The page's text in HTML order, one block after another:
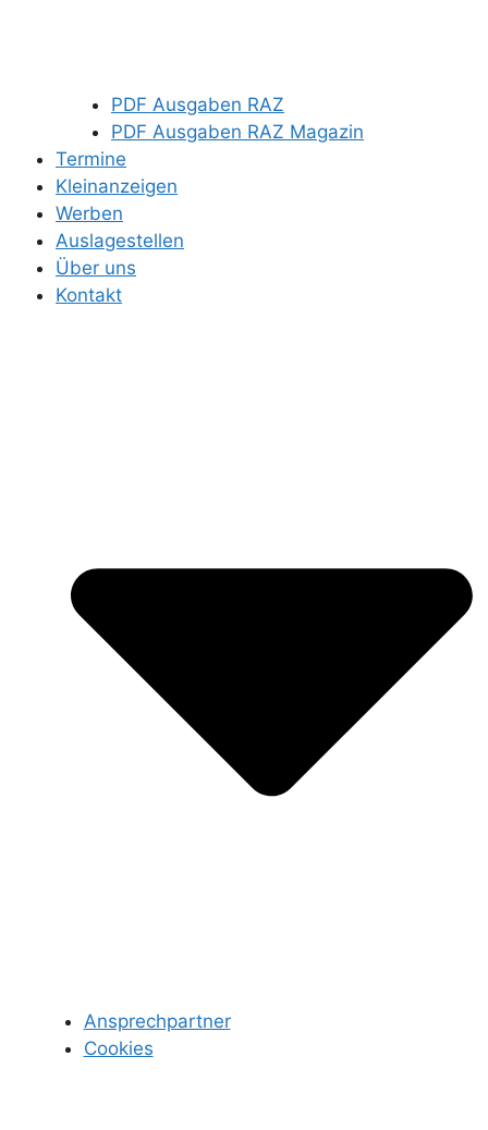
PDF Ausgaben RAZ
PDF Ausgaben RAZ Magazin
Termine
Kleinanzeigen
Werben
Auslagestellen
Über uns
Kontakt
Ansprechpartner
Cookies